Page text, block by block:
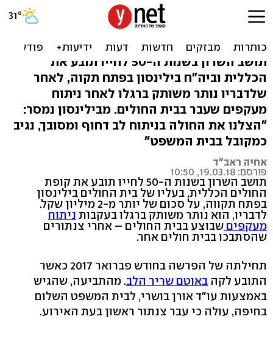
תביעה: "נותרתי משותק ברגל
לאחר ניתוח מעקפים"
תושב השרון בשנות ה-50 לחייו תובע את
הכללית וביה"ח בילינסון בפתח תקוה, לאחר
שלדבריו נותר משותק ברגלו לאחר ניתוח
מעקפים שעבר בבית החולים. מבילינסון נמסר:
"הצלנו את החולה בניתוח לב דחוף ומסובך, נגיב
כמקובל בבית המשפט"
אחיה ראב"ד
פורסם: 19.03.18, 10:50
תושב השרון בשנות ה-50 לחייו תובע את קופת
החולים הכללית, בעליו של בית החולים בילינסון
בפתח תקווה, על סכום של יותר מ-2 מיליון שקל.
לדבריו, הוא נותר משותק ברגלו בעקבות ניתוח
מעקפים שבוצע בבית החולים – אחרי צנתורים
שהסתבכו בבית חולים אחר.
תחילתה של הפרשה בחודש פברואר 2017 כאשר
התובע לקה באוטם שריר הלב. מהתביעה, שהגיש
באמצעות עו"ד אורן בושרי, לבית המשפט השלום
בחיפה, עולה כי עבר צנתור ראשון בעת האירוע.